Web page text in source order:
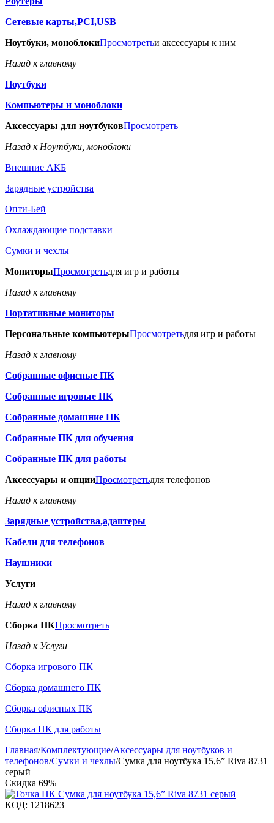
Сетевые карты,PCI,USB
Ноутбуки, моноблокиПросмотретьи аксессуары к ним
Назад к главному
Ноутбуки
Компьютеры и моноблоки
Аксессуары для ноутбуковПросмотреть
Назад к Ноутбуки, моноблоки
Внешние АКБ
Зарядные устройства
Опти-Бей
Охлаждающие подставки
Сумки и чехлы
МониторыПросмотретьдля игр и работы
Назад к главному
Портативные мониторы
Персональные компьютерыПросмотретьдля игр и работы
Назад к главному
Собранные офисные ПК
Собранные игровые ПК
Собранные домашние ПК
Собранные ПК для обучения
Собранные ПК для работы
Аксессуары и опцииПросмотретьдля телефонов
Назад к главному
Зарядные устройства,адаптеры
Кабели для телефонов
Наушники
Услуги
Назад к главному
Сборка ПКПросмотреть
Назад к Услуги
Сборка игрового ПК
Сборка домашнего ПК
Сборка офисных ПК
Сборка ПК для работы
Главная/Комплектующие/Аксессуары для ноутбуков и
телефонов/Сумки и чехлы/Сумка для ноутбука 15,6” Riva 8731
серый
Скидка 69%
КОД: 1218623